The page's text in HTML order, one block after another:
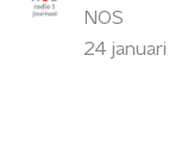
NOS
24